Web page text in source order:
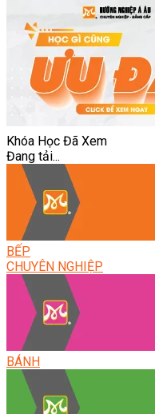
Khóa Học Đã Xem
Đang tải...
BẾP
CHUYÊN NGHIỆP
BÁNH